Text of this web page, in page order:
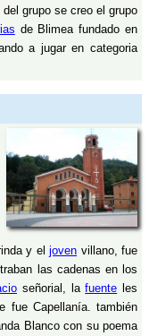
grupo se creo el grupo
de Blimea fundado en
a jugar en categoria
y eljoven villano, fue
las cadenas en los
señorial, lafuente les
fue Capellanía. también
Blanco con su poema